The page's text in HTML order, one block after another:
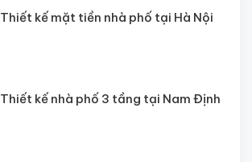
Thiết kế mặt tiền nhà phố tại Hà Nội
Thiết kế nhà phố 3 tầng tại Nam Định